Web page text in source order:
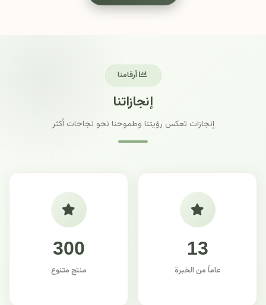
أرقامنا
إنجازاتنا
إنجازات تعكس رؤيتنا وطموحنا نحو نجاحات أكثر
13
عاماً من الخبرة
300
منتج متنوع